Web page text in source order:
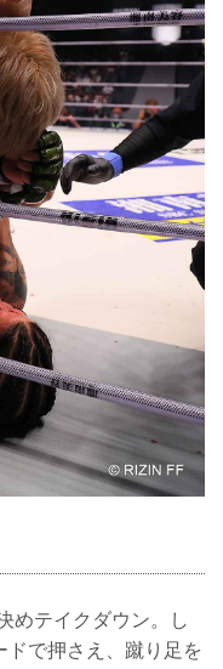
めテイクダウン。し
で押さえ、蹴り足を